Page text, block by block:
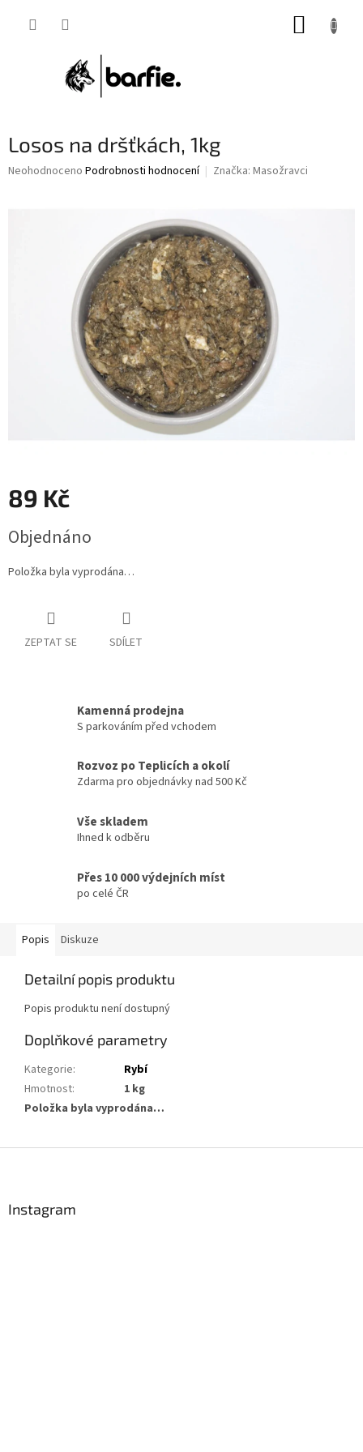
Losos na dršťkách, 1kg
Průměrné
Neohodnoceno Podrobnosti hodnocení Značka: Masožravci
89 Kč
cena:
Objednáno
Položka byla vyprodána…
ZEPTAT SE SDÍLET
Kamenná prodejna
S parkováním před vchodem
Rozvoz po Teplicích a okolí
Zdarma pro objednávky nad 500 Kč
Vše skladem
Ihned k odběru
Přes 10 000 výdejních míst
po celé ČR
Popis Diskuze
Detailní popis produktu
Popis produktu není dostupný
Doplňkové parametry
Kategorie:
Rybí
Hmotnost:
1 kg
Položka byla vyprodána…
Instagram